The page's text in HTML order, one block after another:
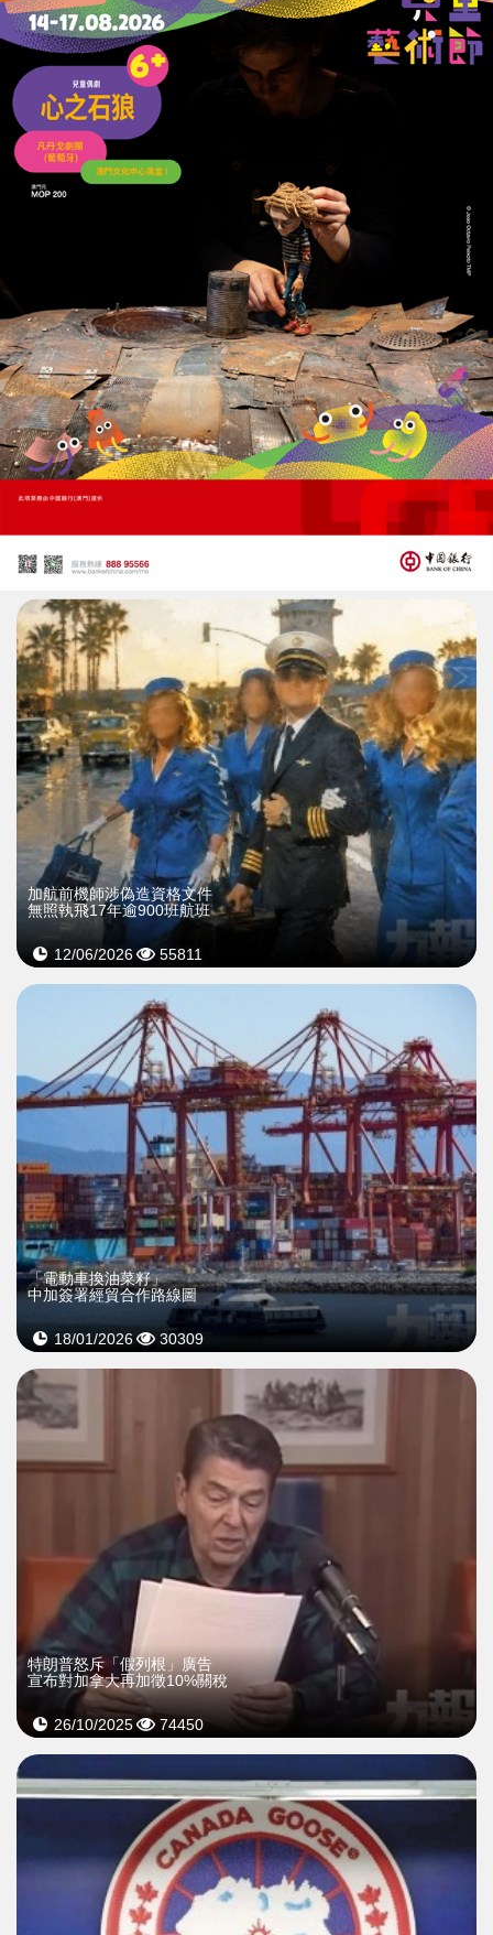
92分鐘絕殺南非
加拿大率先殺入16強
30/06/2026 51331
29/06/2026
加航前機師涉偽造資格文件
無照執飛17年逾900班航班
12/06/2026 55811
「電動車換油菜籽」
中加簽署經貿合作路線圖
18/01/2026 30309
特朗普怒斥「假列根」廣告
宣布對加拿大再加徵10%關稅
26/10/2025 74450